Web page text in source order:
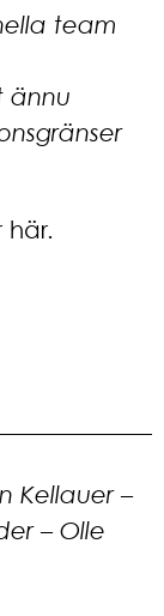
team
ännu
här.
Kellauer –
– Olle